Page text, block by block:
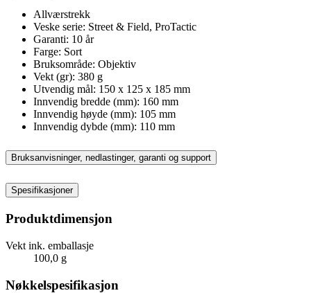
Allværstrekk
Veske serie: Street & Field, ProTactic
Garanti: 10 år
Farge: Sort
Bruksområde: Objektiv
Vekt (gr): 380 g
Utvendig mål: 150 x 125 x 185 mm
Innvendig bredde (mm): 160 mm
Innvendig høyde (mm): 105 mm
Innvendig dybde (mm): 110 mm
Bruksanvisninger, nedlastinger, garanti og support
Spesifikasjoner
Produktdimensjon
Vekt ink. emballasje
100,0 g
Nøkkelspesifikasjon